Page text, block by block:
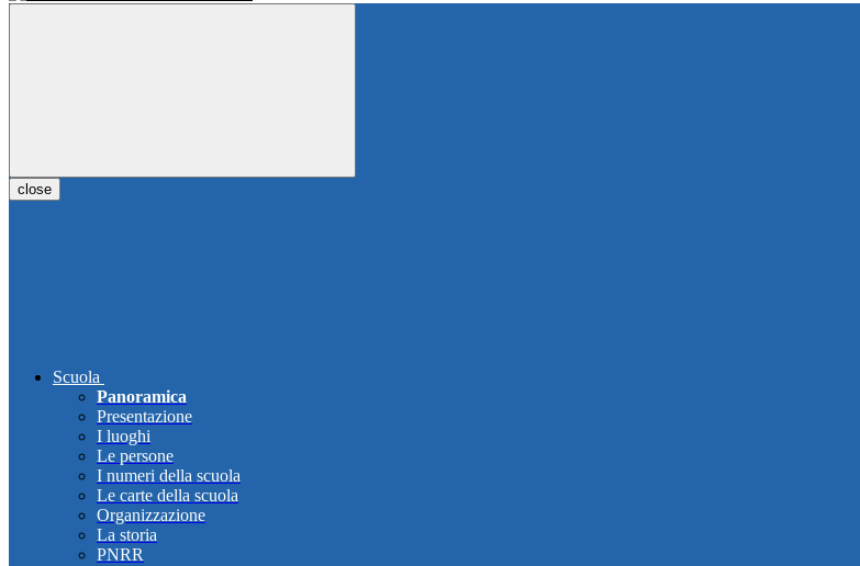
close
Scuola
Panoramica
Presentazione
I luoghi
Le persone
I numeri della scuola
Le carte della scuola
Organizzazione
La storia
PNRR